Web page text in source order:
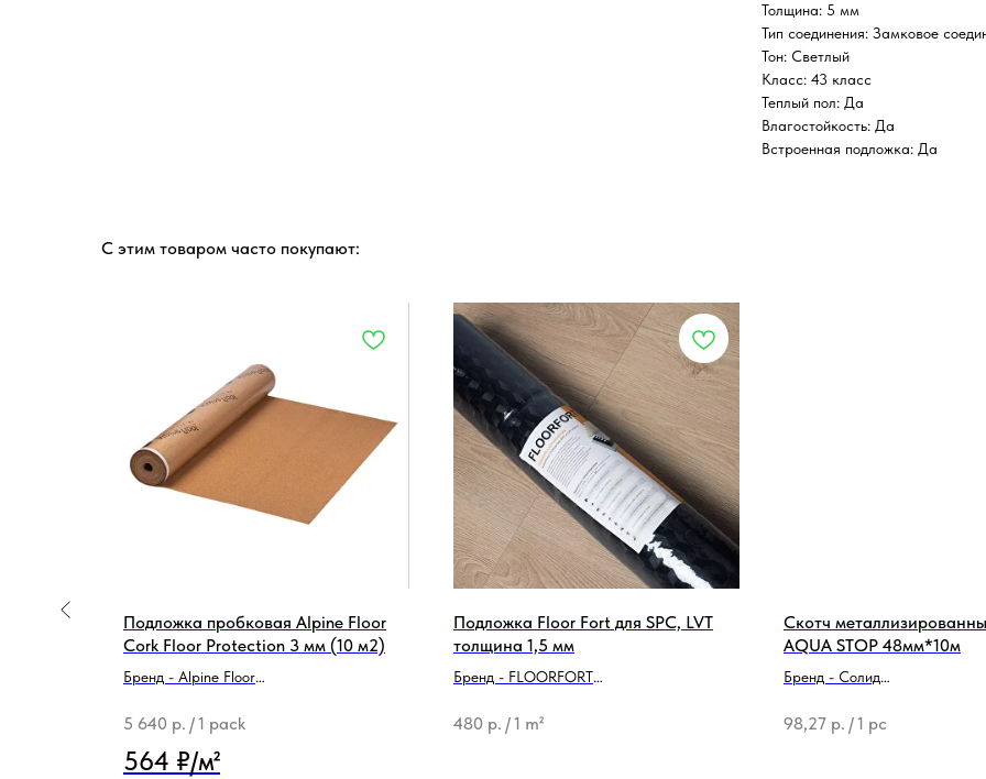
Толщина: 5 мм
Тип соединения: Замковое
Тон: Светлый
Класс: 43 класс
Теплый пол: Да
Влагостойкость: Да
Встроенная подложка: Да
С этим товаром часто покупают:
WPC,
Подложка пробковая Alpine Floor
Cork Floor Protection 3 мм (10 м2)
Бренд - Alpine Floor
5 640 р. /1 pack
564 ₽/м²
Подложка Floor Fort для SPC, LVT
толщина 1,5 мм
Бренд - FLOORFORT
480 р. /1 m²
Скотч
AQUA STOP 48мм*10м
Бренд - Солид
98,27 р. /1 pc